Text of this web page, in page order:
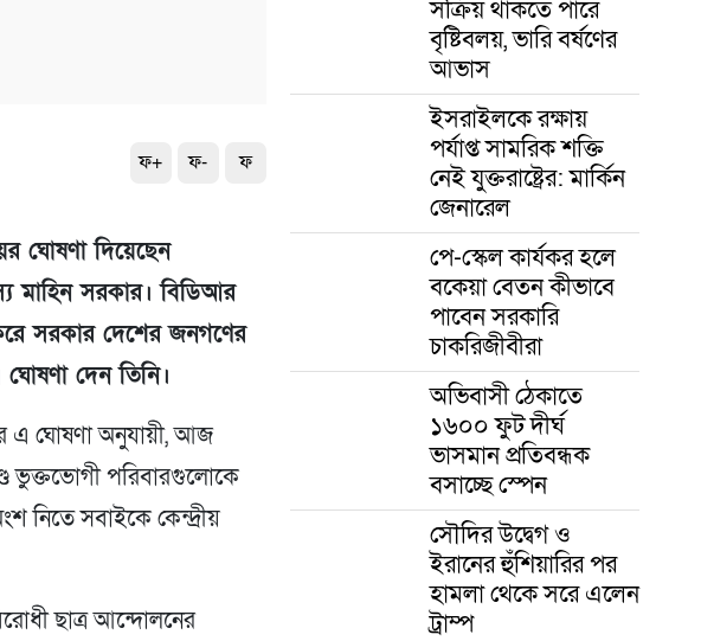
ফ+ ফ- ফ
ঘোষণা দিয়েছেন
মাহিন সরকার। বিডিআর
সরকার দেশের জনগণের
দেন তিনি।
এ ঘোষণা অনুযায়ী, আজ
ভুক্তভোগী পরিবারগুলোকে
নিতে সবাইকে কেন্দ্রীয়
ছাত্র আন্দোলনের
সক্রিয় থাকতে পারে
বৃষ্টিবলয়, ভারি বর্ষণের
আভাস
ইসরাইলকে রক্ষায়
পর্যাপ্ত সামরিক শক্তি
নেই যুক্তরাষ্ট্রের: মার্কিন
জেনারেল
পে-স্কেল কার্যকর হলে
বকেয়া বেতন কীভাবে
পাবেন সরকারি
চাকরিজীবীরা
অভিবাসী ঠেকাতে
১৬০০ ফুট দীর্ঘ
ভাসমান প্রতিবন্ধক
বসাচ্ছে স্পেন
সৌদির উদ্বেগ ও
ইরানের হুঁশিয়ারির পর
হামলা থেকে সরে এলেন
ট্রাম্প